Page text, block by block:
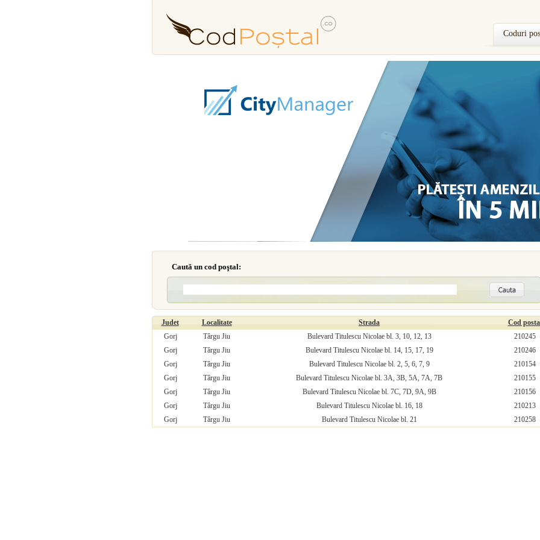
Coduri
Caută un cod poştal:
Judet Localitate Strada
Cod
Gorj
Târgu Jiu Bulevard Titulescu Nicolae bl. 3, 10, 12, 13
210245
Gorj
Târgu Jiu Bulevard Titulescu Nicolae bl. 14, 15, 17, 19
210246
Gorj
Târgu Jiu Bulevard Titulescu Nicolae bl. 2, 5, 6, 7, 9
210154
Gorj
Târgu Jiu Bulevard Titulescu Nicolae bl. 3A, 3B, 5A, 7A, 7B
210155
Gorj
Târgu Jiu Bulevard Titulescu Nicolae bl. 7C, 7D, 9A, 9B
210156
Gorj
Târgu Jiu Bulevard Titulescu Nicolae bl. 16, 18
210213
Gorj
Târgu Jiu Bulevard Titulescu Nicolae bl. 21 210258